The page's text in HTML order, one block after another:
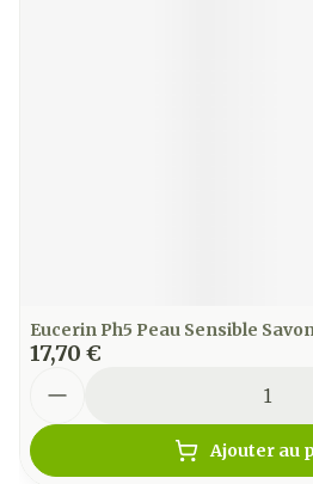
Eucerin Ph5 Peau Sensible
17,70 €
Ajouter au